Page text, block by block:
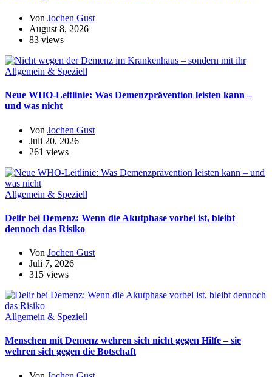
Von Jochen Gust
August 8, 2026
83 views
Allgemein & Speziell
Neue WHO-Leitlinie: Was Demenzprävention leisten kann –
und was nicht
Von Jochen Gust
Juli 20, 2026
261 views
Allgemein & Speziell
Delir bei Demenz: Wenn die Akutphase vorbei ist, bleibt
dennoch das Risiko
Von Jochen Gust
Juli 7, 2026
315 views
Allgemein & Speziell
Menschen mit Demenz wehren sich nicht gegen Hilfe – sie
wehren sich gegen die Botschaft